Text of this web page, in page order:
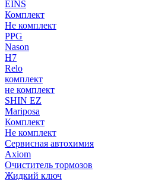
EINS
Комплект
Не комплект
PPG
Nason
H7
Relo
комплект
не комплект
SHIN EZ
Mariposa
Комплект
Не комплект
Сервисная автохимия
Axiom
Очиститель тормозов
Жидкий ключ